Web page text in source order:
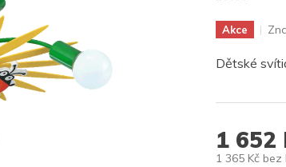
Dětské
1 652
1 365 Kč bez
Akce